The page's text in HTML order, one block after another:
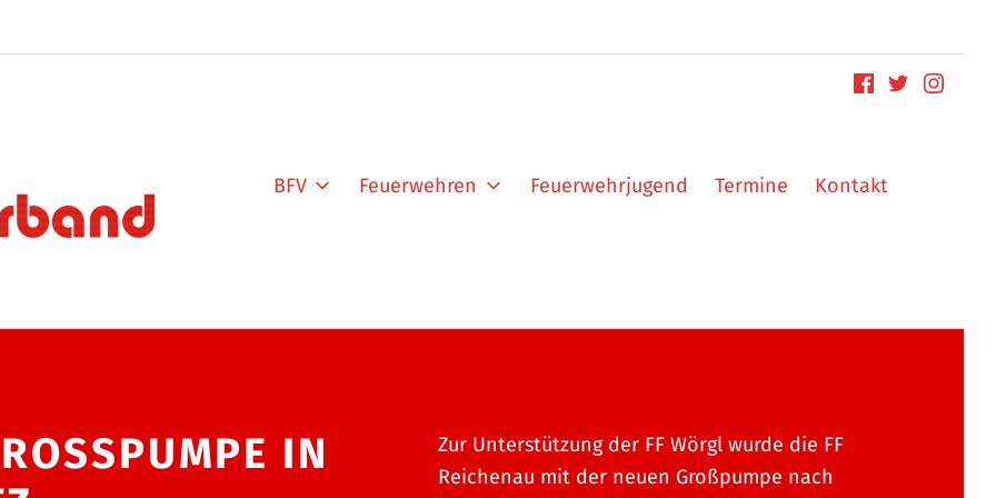
BFV Feuerwehren Feuerwehrjugend Termine Kontakt
IN W
Zur Unterstützung der FF Wörgl wurde die FF
Reichenau mit der neuen Großpumpe nach